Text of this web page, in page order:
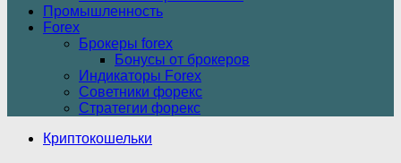
Промышленность
Forex
Брокеры forex
Бонусы от брокеров
Индикаторы Forex
Советники форекс
Стратегии форекс
Криптокошельки